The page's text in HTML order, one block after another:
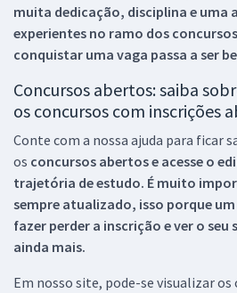
muita dedicação, disciplina e uma
experientes no ramo dos
conquistar uma vaga passa a ser
Concursos abertos: saiba
os concursos com inscrições
Conte com a nossa ajuda para ficar
os concursos abertos e acesse o
trajetória de estudo. É muito
sempre atualizado, isso porque
fazer perder a inscrição e ver o
ainda mais.
Em nosso site, pode-se visualizar os